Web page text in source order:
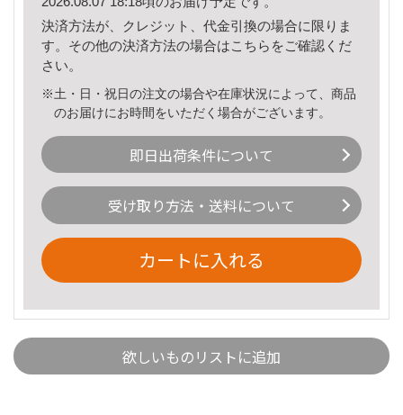
決済方法が、クレジット、代金引換の場合に限りま
す。その他の決済方法の場合はこちら をご確認くだ
さい。
※土・日・祝日の注文の場合や在庫状況によって、商品
のお届けにお時間をいただく場合がございます。
即日出荷条件について
受け取り方法・送料について
カートに入れる
欲しいものリストに追加